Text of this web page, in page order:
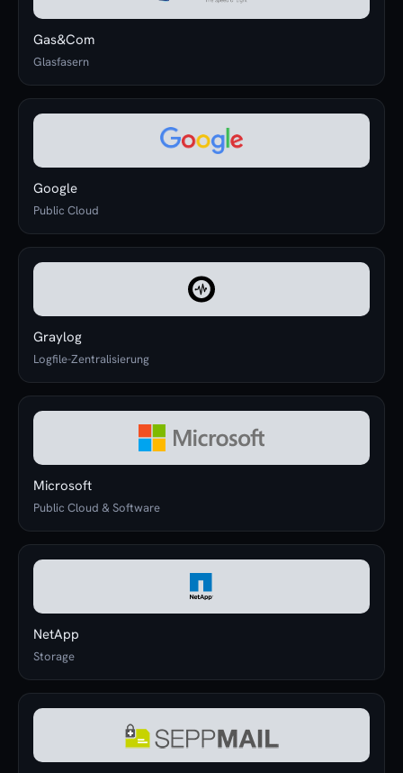
Gas&Com
Glasfasern
Google
Public Cloud
Graylog
Logfile-Zentralisierung
Microsoft
Public Cloud & Software
NetApp
Storage